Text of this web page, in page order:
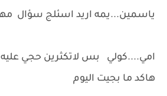
ياسمين...يمه اريد اسئلج سؤال
امي....كولي بس لاتكثرين حجي عليه
هاكد ما بجيت اليوم